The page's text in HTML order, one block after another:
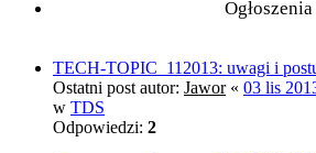
Ogłoszenia
TECH-TOPIC_112013: uwagi i
Ostatni post autor: Jawor« 03 lis
w TDS
Odpowiedzi: 2